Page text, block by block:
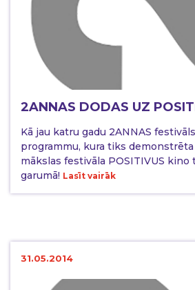
2ANNAS DODAS UZ
Kā jau katru gadu 2ANNAS
programmu, kura tiks
mākslas festivāla POSITIVUS kino
garumā! Lasīt vairāk
31.05.2014